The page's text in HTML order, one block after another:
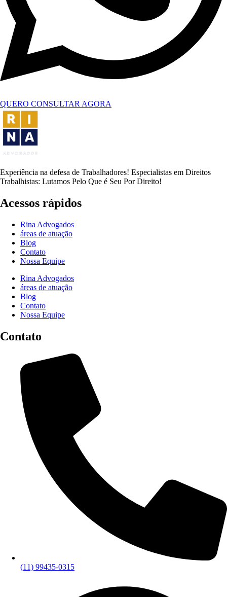
QUERO CONSULTAR AGORA
Experiência na defesa de Trabalhadores! Especialistas em Direitos
Trabalhistas: Lutamos Pelo Que é Seu Por Direito!
Acessos rápidos
Rina Advogados
áreas de atuação
Blog
Contato
Nossa Equipe
Rina Advogados
áreas de atuação
Blog
Contato
Nossa Equipe
Contato
(11) 99435-0315